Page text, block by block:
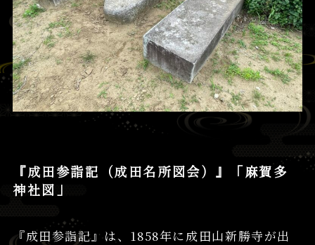
『成田参詣記（成田名所図会）』「麻賀多
神社図」
『成田参詣記』は、1858年に成田山新勝寺が出